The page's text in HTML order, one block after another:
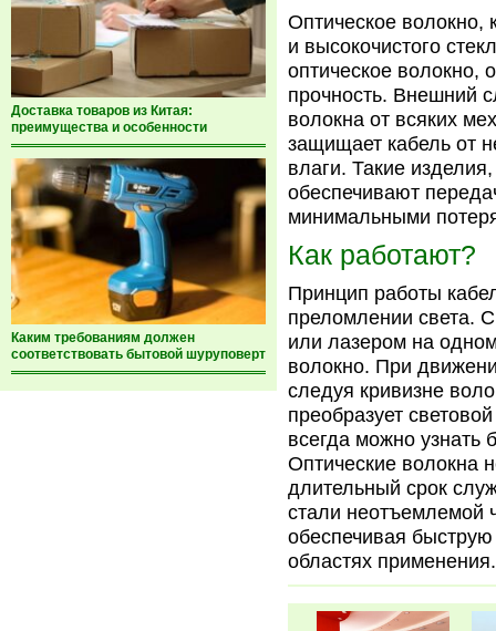
Доставка товаров из Китая:
преимущества и особенности
Каким требованиям должен
соответствовать бытовой шуруповерт
Оптическое волокно,
и высокочистого
оптическое волокно,
прочность. Внешний
волокна от всяких
защищает кабель от
влаги. Такие
обеспечивают
минимальными
Как работают?
Принцип работы
преломлении света.
или лазером на
волокно. При
следуя кривизне
преобразует
всегда можно
Оптические волокна
длительный срок
стали неотъемлемой
обеспечивая
областях применения.